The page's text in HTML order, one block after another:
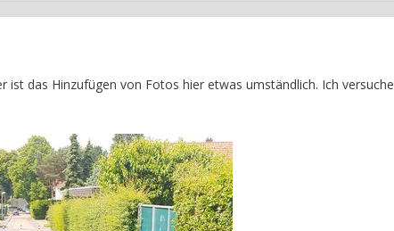
ist das Hinzufügen von Fotos hier etwas umständlich. Ich